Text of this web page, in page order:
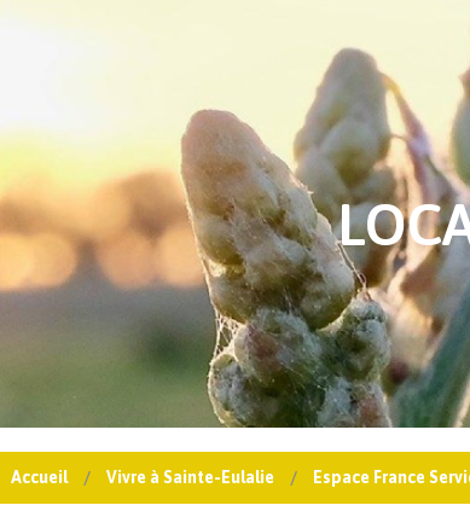
Accueil Vivre à Sainte-Eulalie Espace France